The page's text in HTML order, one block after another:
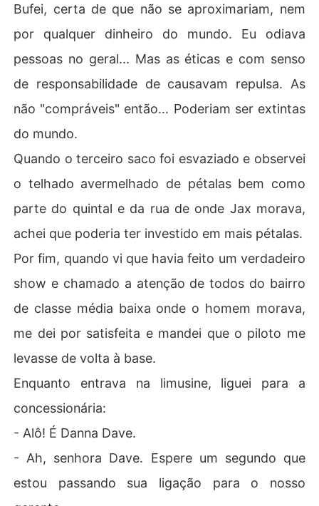
Bufei, certa de que não se aproximariam, nem
por qualquer dinheiro do mundo. Eu odiava
pessoas no geral... Mas as éticas e com senso
de responsabilidade de causavam repulsa. As
não "compráveis" então... Poderiam ser extintas
do mundo.
Quando o terceiro saco foi esvaziado e observei
o telhado avermelhado de pétalas bem como
parte do quintal e da rua de onde Jax morava,
achei que poderia ter investido em mais pétalas.
Por fim, quando vi que havia feito um verdadeiro
show e chamado a atenção de todos do bairro
de classe média baixa onde o homem morava,
me dei por satisfeita e mandei que o piloto me
levasse de volta à base.
Enquanto entrava na limusine, liguei para a
concessionária:
- Alô! É Danna Dave.
- Ah, senhora Dave. Espere um segundo que
estou passando sua ligação para o nosso